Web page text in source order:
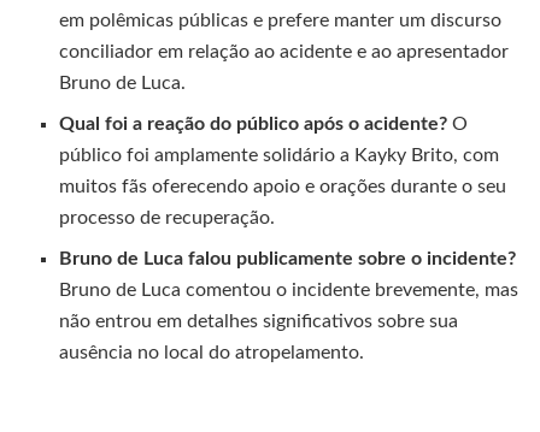
em polêmicas públicas e prefere manter um discurso
conciliador em relação ao acidente e ao apresentador
Bruno de Luca.
Qual foi a reação do público após o acidente? O
público foi amplamente solidário a Kayky Brito, com
muitos fãs oferecendo apoio e orações durante o seu
processo de recuperação.
Bruno de Luca falou publicamente sobre o incidente?
Bruno de Luca comentou o incidente brevemente, mas
não entrou em detalhes significativos sobre sua
ausência no local do atropelamento.